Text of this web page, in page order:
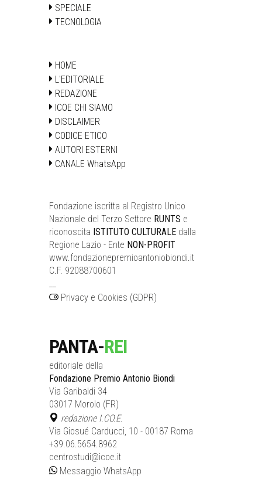
SPECIALE
TECNOLOGIA
HOME
L'EDITORIALE
REDAZIONE
ICOE CHI SIAMO
DISCLAIMER
CODICE ETICO
AUTORI ESTERNI
CANALE WhatsApp
Fondazione iscritta al Registro Unico
Nazionale del Terzo Settore RUNTS e
riconoscita ISTITUTO CULTURALE dalla
Regione Lazio - Ente NON-PROFIT
www.fondazionepremioantoniobiondi.it
C.F. 92088700601
Privacy e Cookies (GDPR)
PANTA-REI
editoriale della
Fondazione Premio Antonio Biondi
Via Garibaldi 34
03017 Morolo (FR)
redazione I.CO.E.
Via Giosué Carducci, 10 - 00187 Roma
+39.06.5654.8962
centrostudi@icoe.it
Messaggio WhatsApp